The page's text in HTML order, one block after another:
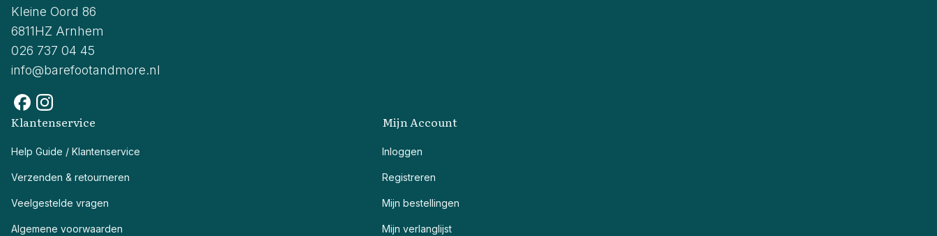
Kleine Oord 86
6811HZ Arnhem
026 737 04 45
info@barefootandmore.nl
Klantenservice
Help Guide / Klantenservice
Verzenden & retourneren
Veelgestelde vragen
Algemene voorwaarden
Mijn Account
Inloggen
Registreren
Mijn bestellingen
Mijn verlanglijst